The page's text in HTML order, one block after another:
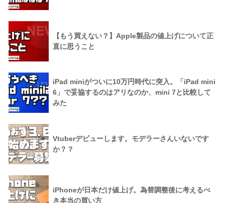
【もう買えない？】Apple製品の値上げについて正
直に思うこと
iPad miniがついに10万円時代に突入。「iPad mini
6」で妥協するのはアリなのか、mini 7と比較して
みた
Vtuberデビューします。モデラーさんいないです
か？？
iPhoneが日本だけ値上げ。為替調整後に考えるべ
き本当の買い方